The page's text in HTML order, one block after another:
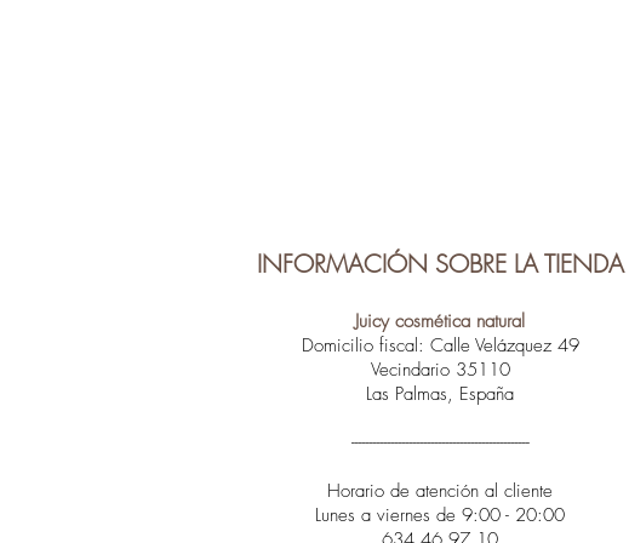
INFORMACIÓN SOBRE LA TIENDA
Juicy cosmética natural
Domicilio fiscal: Calle Velázquez 49
Vecindario 35110
Las Palmas, España
-------------------------------------------------
Horario de atención al cliente
Lunes a viernes de 9:00 - 20:00